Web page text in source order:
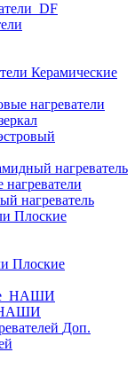
Керамические
нагреватели
нагреватель
нагреватель
Плоские
Плоские
Доп.